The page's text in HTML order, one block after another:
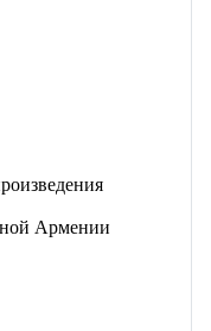
Армении